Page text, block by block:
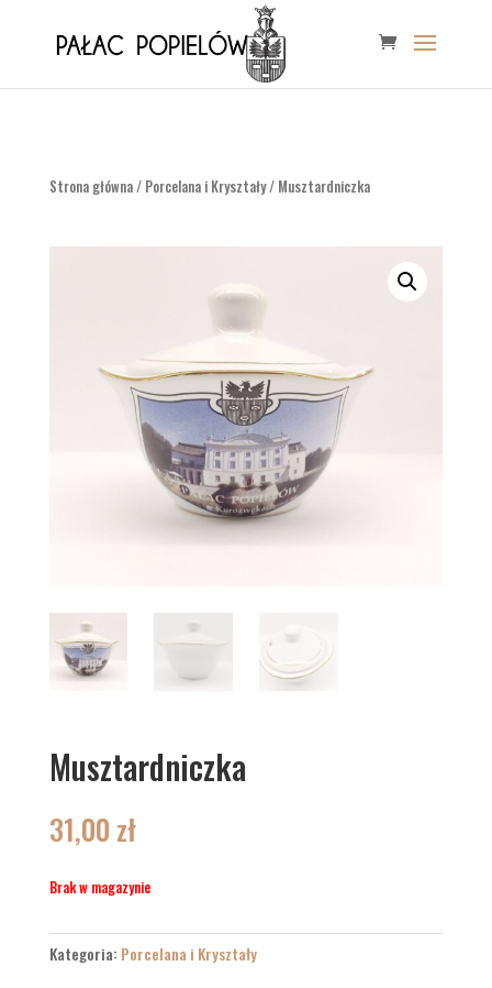
Strona główna/ Porcelana i Kryształy/ Musztardniczka
Musztardniczka
31,00 zł
Brak w magazynie
Kategoria: Porcelana i Kryształy